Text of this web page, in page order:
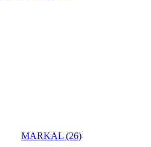
MARKAL (26)